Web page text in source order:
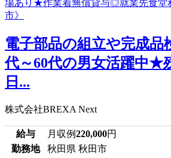
電子部品の組立や完成品
代～60代の男女活躍中★
日...
株式会社BREXA Next
給与 月収例220,000円
勤務地
秋田県 秋田市